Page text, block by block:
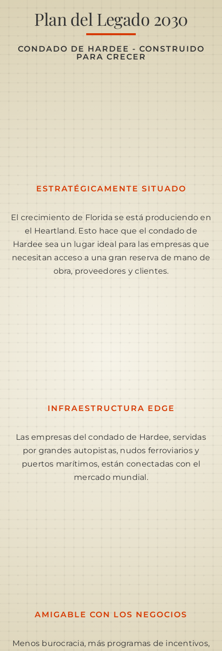
Plan del Legado 2030
CONDADO DE HARDEE - CONSTRUIDO
PARA CRECER
ESTRATÉGICAMENTE SITUADO
El crecimiento de Florida se está produciendo en
el Heartland. Esto hace que el condado de
Hardee sea un lugar ideal para las empresas que
necesitan acceso a una gran reserva de mano de
obra, proveedores y clientes.
INFRAESTRUCTURA EDGE
Las empresas del condado de Hardee, servidas
por grandes autopistas, nudos ferroviarios y
puertos marítimos, están conectadas con el
mercado mundial.
AMIGABLE CON LOS NEGOCIOS
Menos burocracia, más programas de incentivos,